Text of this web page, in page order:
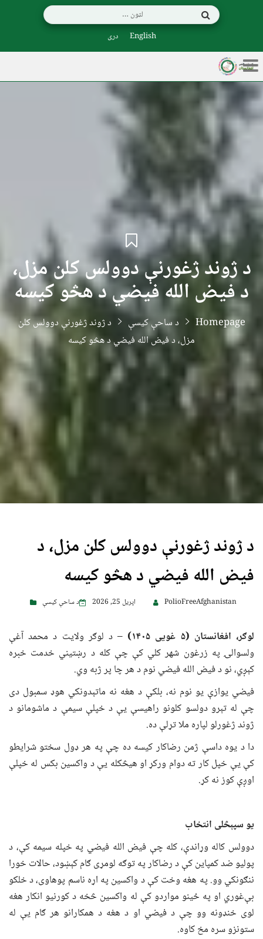
English دری
د ژوند ژغورنې دوولس کلن مزل،
د فیض الله فیضي د هڅو کیسه
Homepage د ساحې کیسې
د ژوند ژغورنې دوولس کلن
مزل، د فیض الله فیضي د هڅو کیسه
د ژوند ژغورنې دوولس کلن مزل، د
فیض الله فیضي د هڅو کیسه
PolioFreeAfghanistan اپریل 25, 2026 د ساحې کیسې
لوګر، افغانستان (۵ غویی ۱۴۰۵)
– د لوګر ولایت د محمد آغې
ولسوالۍ په زرغون شهر کلي کې چې کله د رښتیني خدمت خبره
کېږي، نو د فیض الله فیضي نوم د هر چا پر ژبه وي.
فیضي یوازې یو نوم نه، بلکې د هغه نه ماتېدونکي هوډ سمبول دی
چې له تېرو دولسو کلونو راهیسې یې د خپلې سیمې د ماشومانو د
ژوند ژغورلو لپاره ملا تړلې ده.
دا د یوه داسې ژمن رضاکار کیسه ده چې په هر ډول سختو شرایطو
کې یې خپل کار ته دوام ورکړ او هیڅکله یې د واکسین بکس له خپلې
اوږې کوز نه کړ.
یو سپېڅلی انتخاب
دوولس کاله وړاندې، کله چې فیض الله فیضي په خپله سیمه کې، د
پولیو ضد کمپاین کې د رضاکار په توګه لومړی ګام کېښود، حالات خورا
ننګونکي وو. په هغه وخت کې د واکسین په اړه ناسم پوهاوی، د خلکو
بې‌غوري او په ځینو مواردو کې له واکسین څخه د کورنیو انکار هغه
لوی خنډونه وو چې د فیضي او د هغه د همکارانو هر ګام یې له
ستونزو سره مخ کاوه.